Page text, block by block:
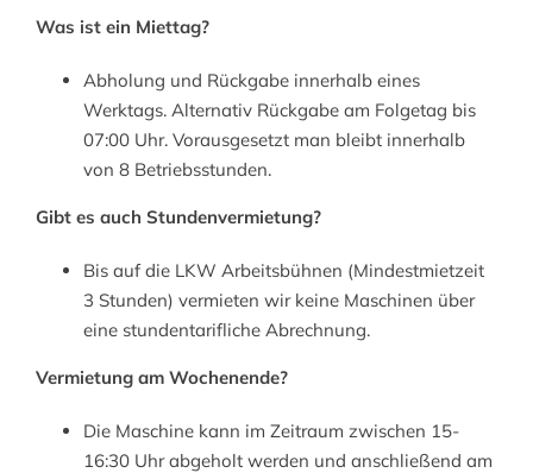
Was ist ein Miettag?
Abholung und Rückgabe innerhalb eines
Werktags. Alternativ Rückgabe am Folgetag bis
07:00 Uhr. Vorausgesetzt man bleibt innerhalb
von 8 Betriebsstunden.
Gibt es auch Stundenvermietung?
Bis auf die LKW Arbeitsbühnen (Mindestmietzeit
3 Stunden) vermieten wir keine Maschinen über
eine stundentarifliche Abrechnung.
Vermietung am Wochenende?
Die Maschine kann im Zeitraum zwischen 15-
16:30 Uhr abgeholt werden und anschließend am